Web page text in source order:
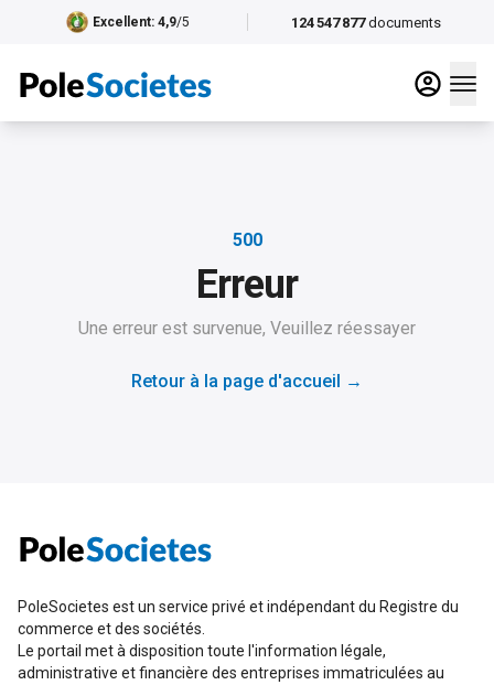
124 547 877 documents
Excellent: 4,9/5
500
Erreur
Une erreur est survenue, Veuillez réessayer
Retour à la page d'accueil →
PoleSocietes est un service privé et indépendant du Registre du
commerce et des sociétés.
Le portail met à disposition toute l'information légale,
administrative et financière des entreprises immatriculées au